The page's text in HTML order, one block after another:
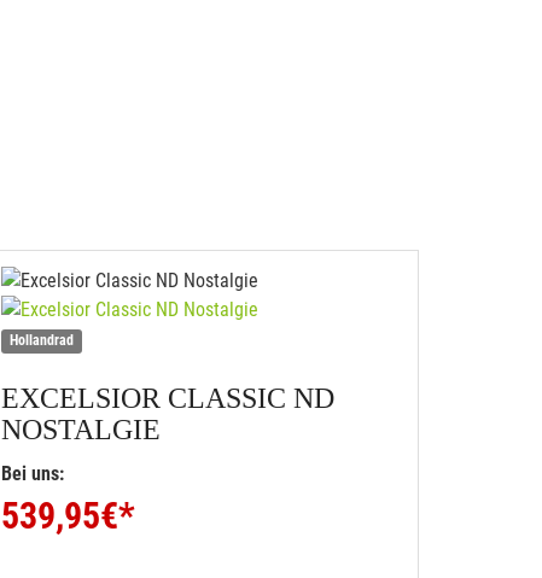
Hollandrad
EXCELSIOR CLASSIC ND
NOSTALGIE
Bei uns:
539,95€*